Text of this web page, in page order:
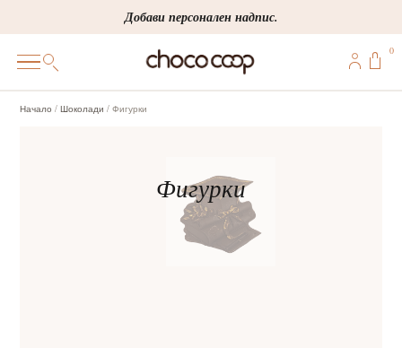
to
content
Добави персонален надпис.
ПОДАРЪЦИ
0
Начало / Шоколади / Фигурки